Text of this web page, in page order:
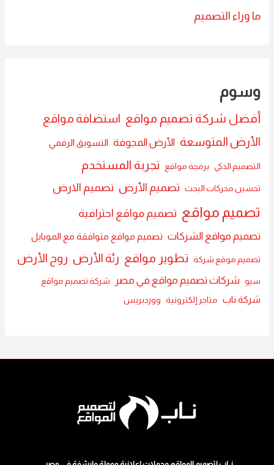
ما وراء التصميم
وسوم
أفضل شركة تصميم مواقع استضافة مواقع
الأرض المتوسعة الأرض المجوفة التسويق الرقمي
التصميم الذكي برمجة مواقع تجربة المستخدم
تحسين محركات البحث تصميم الأرض تصميم الارض
تصميم مواقع تصميم مواقع احترافية
تصميم مواقع الشركات تصميم مواقع متوافقة مع الموبايل
تصميم موقع شركة تطوير مواقع رئة الأرض روح الأرض
سيو شركات تصميم مواقع في مصر شركة تصميم مواقع
شركة ناب متاجر إلكترونية ووردبريس